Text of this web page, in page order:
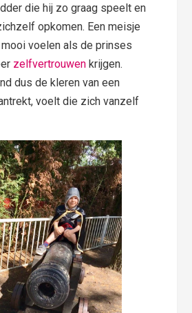
die hij zo graag speelt en
opkomen. Een meisje
voelen als de prinses
zelfvertrouwen krijgen.
dus de kleren van een
voelt die zich vanzelf